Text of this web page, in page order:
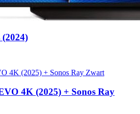
4K (2025) + Sonos Ray